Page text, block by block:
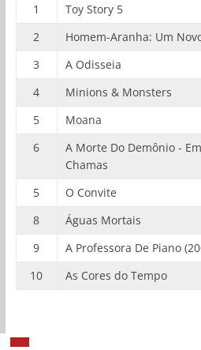
1
Toy Story 5
2
Homem-Aranha: Um
3
A Odisseia
4
Minions & Monsters
5
Moana
6
A Morte Do Demônio - Em
Chamas
5 O Convite
8
Águas Mortais
9
A Professora De Piano
10
As Cores do Tempo